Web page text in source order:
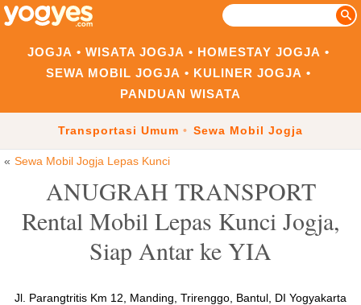
JOGJA WISATA JOGJA
HOMESTAY JOGJA
SEWA MOBIL JOGJA
KULINER JOGJA
PANDUAN WISATA
Transportasi Umum Sewa Mobil Jogja
Sewa Mobil Jogja Lepas Kunci
ANUGRAH TRANSPORT
Rental Mobil Lepas Kunci Jogja,
Siap Antar ke YIA
Jl. Parangtritis Km 12, Manding, Trirenggo, Bantul, DI Yogyakarta